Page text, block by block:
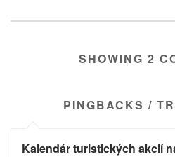
SHOWING 2
PINGBACKS /
Kalendár turistických akcií